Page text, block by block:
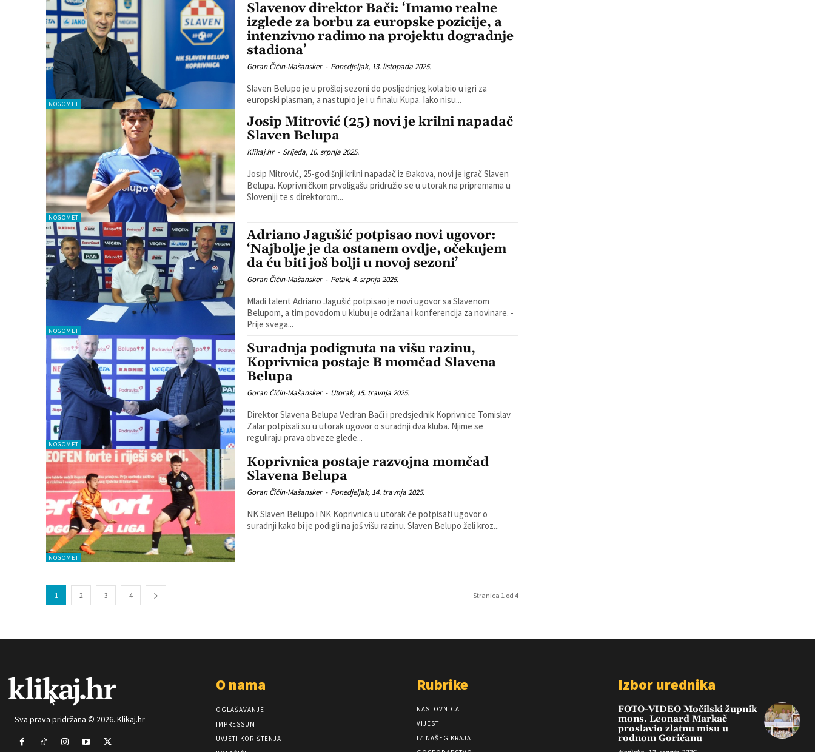
NOGOMET
Slavenov direktor Bači: ‘Imamo realne
izglede za borbu za europske pozicije, a
intenzivno radimo na projektu dogradnje
stadiona’
Goran Čičin-Mašansker - Ponedjeljak, 13. listopada 2025.
Slaven Belupo je u prošloj sezoni do posljednjeg kola bio u igri za
europski plasman, a nastupio je i u finalu Kupa. Iako nisu...
NOGOMET
Josip Mitrović (25) novi je krilni napadač
Slaven Belupa
Klikaj.hr - Srijeda, 16. srpnja 2025.
Josip Mitrović, 25-godišnji krilni napadač iz Đakova, novi je igrač Slaven
Belupa. Koprivničkom prvoligašu pridružio se u utorak na pripremama u
Sloveniji te s direktorom...
NOGOMET
Adriano Jagušić potpisao novi ugovor:
‘Najbolje je da ostanem ovdje, očekujem
da ću biti još bolji u novoj sezoni’
Goran Čičin-Mašansker - Petak, 4. srpnja 2025.
Mladi talent Adriano Jagušić potpisao je novi ugovor sa Slavenom
Belupom, a tim povodom u klubu je održana i konferencija za novinare. -
Prije svega...
NOGOMET
Suradnja podignuta na višu razinu,
Koprivnica postaje B momčad Slavena
Belupa
Goran Čičin-Mašansker - Utorak, 15. travnja 2025.
Direktor Slavena Belupa Vedran Bači i predsjednik Koprivnice Tomislav
Zalar potpisali su u utorak ugovor o suradnji dva kluba. Njime se
reguliraju prava obveze glede...
NOGOMET
Koprivnica postaje razvojna momčad
Slavena Belupa
Goran Čičin-Mašansker - Ponedjeljak, 14. travnja 2025.
NK Slaven Belupo i NK Koprivnica u utorak će potpisati ugovor o
suradnji kako bi je podigli na još višu razinu. Slaven Belupo želi kroz...
1 2 3 4 Stranica 1 od 4
Sva prava pridržana © 2026. Klikaj.hr
O nama
OGLAŠAVANJE
IMPRESSUM
UVJETI KORIŠTENJA
Rubrike
NASLOVNICA
VIJESTI
IZ NAŠEG KRAJA
Izbor urednika
FOTO-VIDEO Močilski župnik
mons. Leonard Markač
proslavio zlatnu misu u
rodnom Goričanu